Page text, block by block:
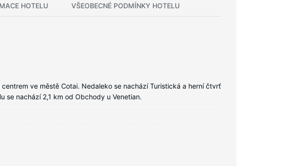
HOTELU VŠEOBECNÉ PODMÍNKY HOTELU
ve městě Cotai. Nedaleko se nachází Turistická a herní čtvrť
se nachází 2,1 km od Obchody u Venetian.
nabízí vybavení, jehož součástí jsou oddělená vana a sprcha,